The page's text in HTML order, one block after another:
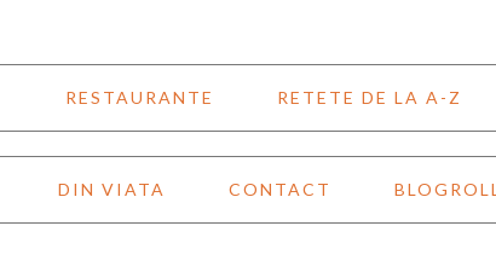
RESTAURANTE RETETE DE LA A-Z
DIN VIATA CONTACT BLOGROLL